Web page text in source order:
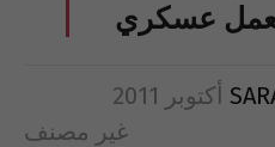
عسكري
غير مصنف